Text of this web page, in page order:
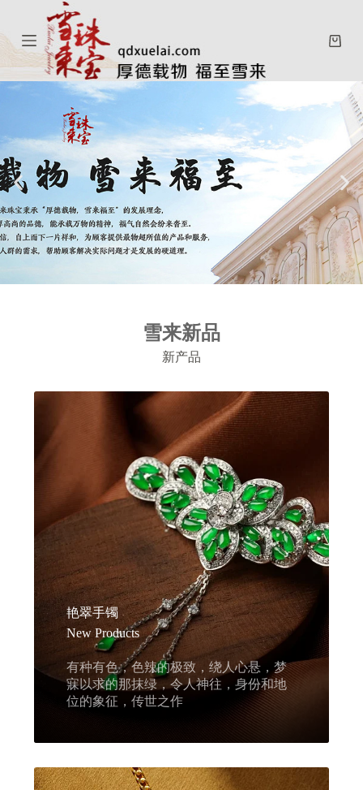
过
内
容
雪来新品
新产品
艳翠手镯
New Products
有种有色，色辣的极致，绕人心悬，梦
寐以求的那抹绿，令人神往，身份和地
位的象征，传世之作